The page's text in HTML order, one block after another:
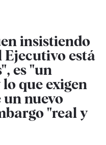
insistiendo
Ejecutivo está
es "un
que exigen
un nuevo
"real y